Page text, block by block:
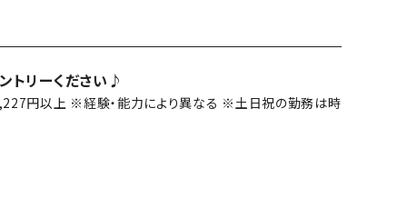
リーください♪
円以上 ※経験・能力により異なる ※土日祝の勤務は時